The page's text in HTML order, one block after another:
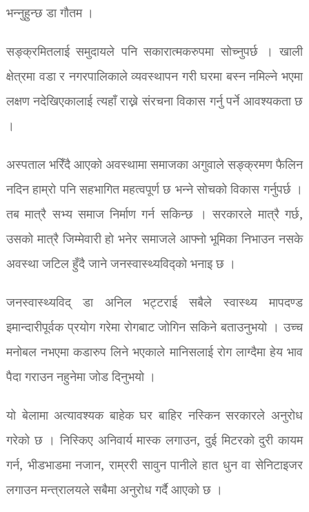
भन्नुहुन्छ डा गौतम ।
सङ्क्रमितलाई समुदायले पनि सकारात्मकरुपमा सोच्नुपर्छ । खाली
क्षेत्रमा वडा र नगरपालिकाले व्यवस्थापन गरी घरमा बस्न नमिल्ने भएमा
लक्षण नदेखिएकालाई त्यहाँ राख्ने संरचना विकास गर्नु पर्ने आवश्यकता छ
।
अस्पताल भरिँदै आएको अवस्थामा समाजका अगुवाले सङ्क्रमण फैलिन
नदिन हाम्रो पनि सहभागित महत्वपूर्ण छ भन्ने सोचको विकास गर्नुपर्छ ।
तब मात्रै सभ्य समाज निर्माण गर्न सकिन्छ । सरकारले मात्रै गर्छ,
उसको मात्रै जिम्मेवारी हो भनेर समाजले आफ्नो भूमिका निभाउन नसके
अवस्था जटिल हुँदै जाने जनस्वास्थ्यविद्को भनाइ छ ।
जनस्वास्थ्यविद् डा अनिल भट्टराई सबैले स्वास्थ्य मापदण्ड
इमान्दारीपूर्वक प्रयोग गरेमा रोगबाट जोगिन सकिने बताउनुभयो । उच्च
मनोबल नभएमा कडारुप लिने भएकाले मानिसलाई रोग लाग्दैमा हेय भाव
पैदा गराउन नहुनेमा जोड दिनुभयो ।
यो बेलामा अत्यावश्यक बाहेक घर बाहिर नस्किन सरकारले अनुरोध
गरेको छ । निस्किए अनिवार्य मास्क लगाउन, दुई मिटरको दुरी कायम
गर्न, भीडभाडमा नजान, राम्ररी सावुन पानीले हात धुन वा सेनिटाइजर
लगाउन मन्त्रालयले सबैमा अनुरोध गर्दै आएको छ ।